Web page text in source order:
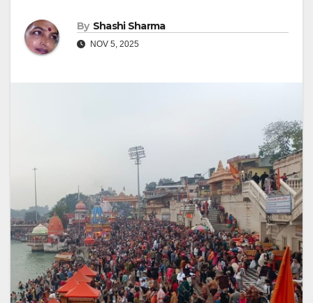
By Shashi Sharma
NOV 5, 2025